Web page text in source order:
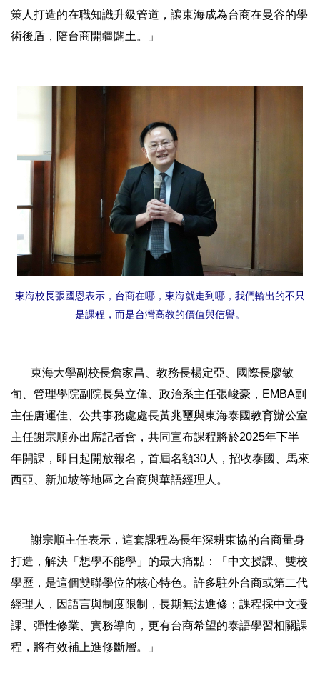
策人打造的在職知識升級管道，讓東海成為台商在曼谷的學
術後盾，陪台商開疆闢土。」
東海校長張國恩表示，台商在哪，東海就走到哪，我們輸出的不只
是課程，而是台灣高教的價值與信譽。
東海大學副校長詹家昌、教務長楊定亞、國際長廖敏
旬、管理學院副院長吳立偉、政治系主任張峻豪，EMBA副
主任唐運佳、公共事務處處長黃兆璽與東海泰國教育辦公室
主任謝宗順亦出席記者會，共同宣布課程將於2025年下半
年開課，即日起開放報名，首屆名額30人，招收泰國、馬來
西亞、新加坡等地區之台商與華語經理人。
謝宗順主任表示，這套課程為長年深耕東協的台商量身
打造，解決「想學不能學」的最大痛點：「中文授課、雙校
學歷，是這個雙聯學位的核心特色。許多駐外台商或第二代
經理人，因語言與制度限制，長期無法進修；課程採中文授
課、彈性修業、實務導向，更有台商希望的泰語學習相關課
程，將有效補上進修斷層。」